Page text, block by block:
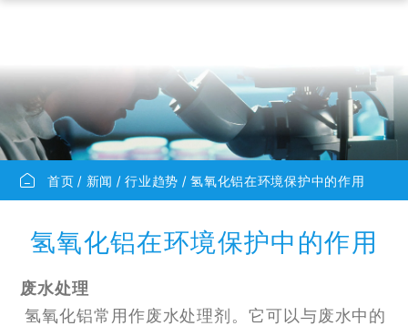
首页 新闻 行业趋势 氢氧化铝在环境保护中的作用
氢氧化铝在环境保护中的作用
废水处理
氢氧化铝常用作废水处理剂。它可以与废水中的